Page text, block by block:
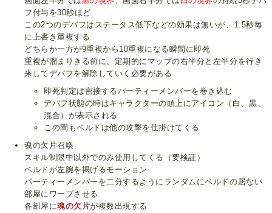
フ付与を30秒ほど
この2つのデバフはステータス低下などの効果は無いが、1.5秒毎
に上書き重複する
どちらか一方が9重複から10重複になる瞬間に即死
重複が溜まりきる前に、定期的にマップの右半分と左半分を行き
来してデバフを解除していく必要がある
即死判定は密接するパーティーメンバーを巻き込む
デバフ状態の時はキャラクターの頭上にアイコン（白、黒、
混合）が表示される
この間もベルドは他の攻撃を仕掛けてくる
魂の欠片召喚
スキル制限中以外でのみ使用してくる（要検証）
ベルドが左腕を掲げるモーション
パーティーメンバーを二分するようにランダムにベルドの居ない
部屋にワープさせる
各部屋に魂の欠片が複数出現する